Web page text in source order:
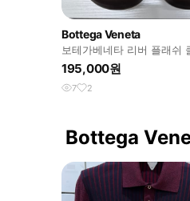
Bottega Veneta
보테가베네타 리버
195,000원
7 2
Bottega